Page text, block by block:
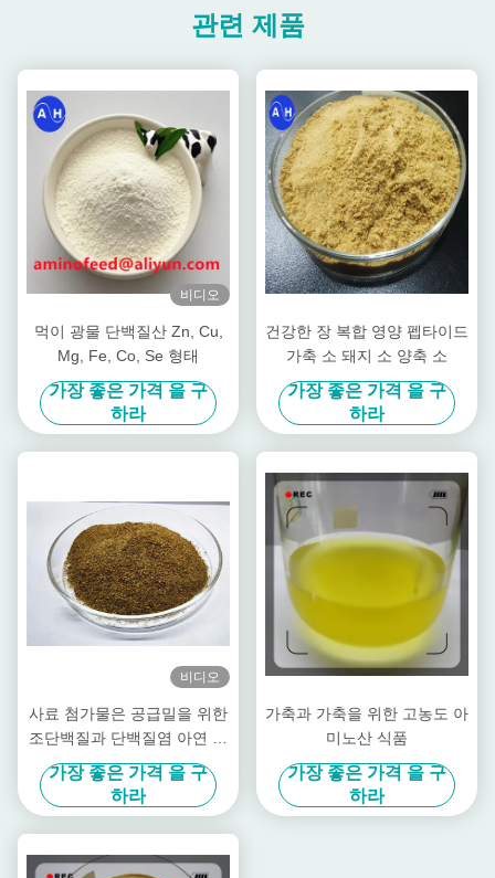
관련 제품
비디오
먹이 광물 단백질산 Zn, Cu,
Mg, Fe, Co, Se 형태
가장 좋은 가격 을 구
하라
건강한 장 복합 영양 펩타이드
가축 소 돼지 소 양축 소
가장 좋은 가격 을 구
하라
비디오
사료 첨가물은 공급밀을 위한
조단백질과 단백질염 아연 아
연 파우더를 킬레이팅했습니
다
가장 좋은 가격 을 구
하라
가축과 가축을 위한 고농도 아
미노산 식품
가장 좋은 가격 을 구
하라